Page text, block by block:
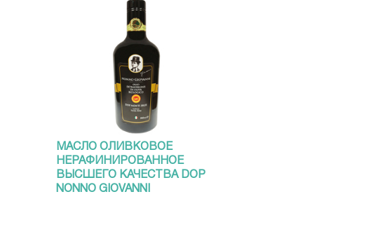
МАСЛО ОЛИВКОВОЕ
НЕРАФИНИРОВАННОЕ
ВЫСШЕГО КАЧЕСТВА DOP
NONNO GIOVANNI